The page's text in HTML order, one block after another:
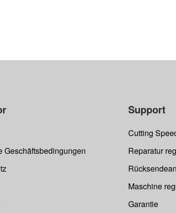
Geschäftsbedingungen
Support
Cutting
Reparatur
Maschine
Garantie